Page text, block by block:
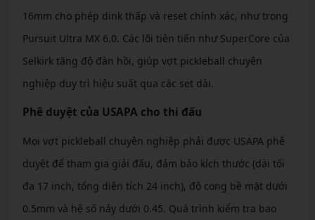
16mm cho phép dink thấp và reset chính xác, như trong
Pursuit Ultra MX 6.0. Các lõi tiên tiến như SuperCore của
Selkirk tăng độ đàn hồi, giúp vợt pickleball chuyên
nghiệp duy trì hiệu suất qua các set dài.
Phê duyệt của USAPA cho thi đấu
Mọi vợt pickleball chuyên nghiệp phải được USAPA phê
duyệt để tham gia giải đấu, đảm bảo kích thước (dài tối
đa 17 inch, tổng diện tích 24 inch), độ cong bề mặt dưới
0.5mm và hệ số nảy dưới 0.45. Quá trình kiểm tra bao